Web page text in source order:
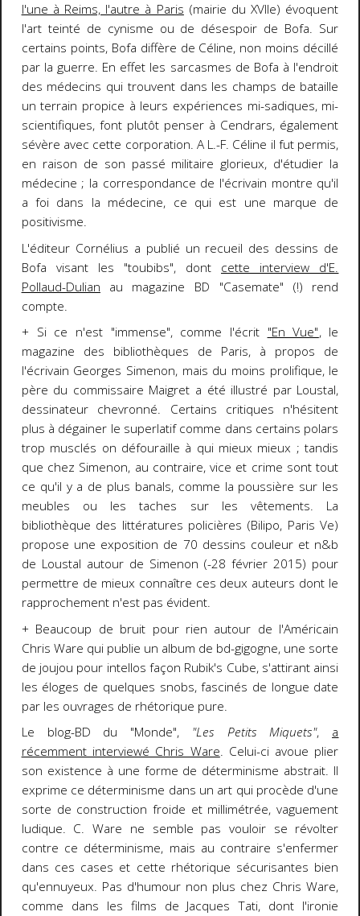
l'une à Reims, l'autre à Paris (mairie du XVIIe) évoquent
l'art teinté de cynisme ou de désespoir de Bofa. Sur
certains points, Bofa diffère de Céline, non moins décillé
par la guerre. En effet les sarcasmes de Bofa à l'endroit
des médecins qui trouvent dans les champs de bataille
un terrain propice à leurs expériences mi-sadiques, mi-
scientifiques, font plutôt penser à Cendrars, également
sévère avec cette corporation. A L.-F. Céline il fut permis,
en raison de son passé militaire glorieux, d'étudier la
médecine ; la correspondance de l'écrivain montre qu'il
a foi dans la médecine, ce qui est une marque de
positivisme.
L'éditeur Cornélius a publié un recueil des dessins de
Bofa visant les "toubibs", dont cette interview d'E.
Pollaud-Dulian au magazine BD "Casemate" (!) rend
compte.
+ Si ce n'est "immense", comme l'écrit "En Vue", le
magazine des bibliothèques de Paris, à propos de
l'écrivain Georges Simenon, mais du moins prolifique, le
père du commissaire Maigret a été illustré par Loustal,
dessinateur chevronné. Certains critiques n'hésitent
plus à dégainer le superlatif comme dans certains polars
trop musclés on défouraille à qui mieux mieux ; tandis
que chez Simenon, au contraire, vice et crime sont tout
ce qu'il y a de plus banals, comme la poussière sur les
meubles ou les taches sur les vêtements. La
bibliothèque des littératures policières (Bilipo, Paris Ve)
propose une exposition de 70 dessins couleur et n&b
de Loustal autour de Simenon (-28 février 2015) pour
permettre de mieux connaître ces deux auteurs dont le
rapprochement n'est pas évident.
+ Beaucoup de bruit pour rien autour de l'Américain
Chris Ware qui publie un album de bd-gigogne, une sorte
de joujou pour intellos façon Rubik's Cube, s'attirant ainsi
les éloges de quelques snobs, fascinés de longue date
par les ouvrages de rhétorique pure.
Le blog-BD du "Monde", "Les Petits Miquets", a
récemment interviewé Chris Ware. Celui-ci avoue plier
son existence à une forme de déterminisme abstrait. Il
exprime ce déterminisme dans un art qui procède d'une
sorte de construction froide et millimétrée, vaguement
ludique. C. Ware ne semble pas vouloir se révolter
contre ce déterminisme, mais au contraire s'enfermer
dans ces cases et cette rhétorique sécurisantes bien
qu'ennuyeux. Pas d'humour non plus chez Chris Ware,
comme dans les films de Jacques Tati, dont l'ironie